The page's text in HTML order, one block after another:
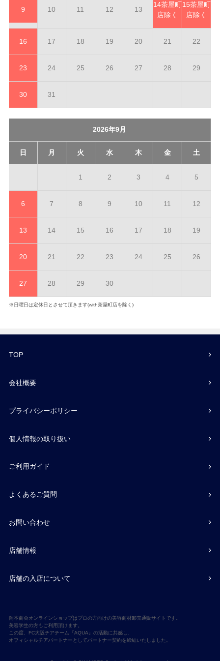
9 10 11 12 13
14茶屋町
店除く
15茶屋町
店除く
16 17 18 19 20 21 22
23 24 25 26 27 28 29
30 31
2026年9月
日 月 火 水 木 金 土
1 2 3 4 5
6 7 8 9 10 11 12
13 14 15 16 17 18 19
20 21 22 23 24 25 26
27 28 29 30
※日曜日は定休日とさせて頂きます(with茶屋町店を除く)
TOP
会社概要
プライバシーポリシー
個人情報の取り扱い
ご利用ガイド
よくあるご質問
お問い合わせ
店舗情報
店舗の入店について
岡本商会オンラインショップはプロの方向けの美容商材卸売通販サイトです。
美容学生の方もご利用頂けます。
この度、FC大阪チアチーム『AQUA』の活動に共感し、
オフィシャルチアパートナーとしてパートナー契約を締結いたしました。